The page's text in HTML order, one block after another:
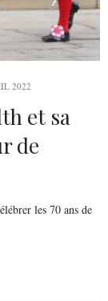
2022
et sa
de
les 70 ans de